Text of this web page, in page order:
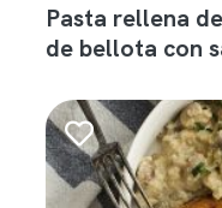
Pasta rellena
de bellota con